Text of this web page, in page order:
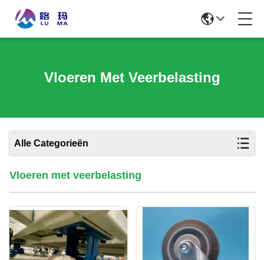
Vloeren Met Veerbelasting
Alle Categorieën
Vloeren met veerbelasting